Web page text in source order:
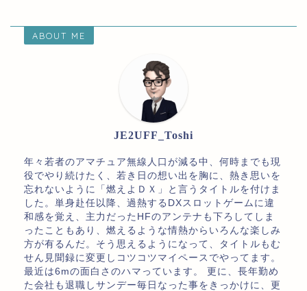
ABOUT ME
JE2UFF_Toshi
年々若者のアマチュア無線人口が減る中、何時までも現
役でやり続けたく、若き日の想い出を胸に、熱き思いを
忘れないように「燃えよＤＸ」と言うタイトルを付けま
した。単身赴任以降、過熱するDXスロットゲームに違
和感を覚え、主力だったHFのアンテナも下ろしてしま
ったこともあり、燃えるような情熱からいろんな楽しみ
方が有るんだ。そう思えるようになって、タイトルもむ
せん見聞録に変更しコツコツマイペースでやってます。
最近は6mの面白さのハマっています。 更に、長年勤め
た会社も退職しサンデー毎日なった事をきっかけに、更